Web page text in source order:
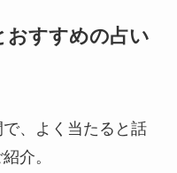
おすすめの占い
、よく当たると話
介。